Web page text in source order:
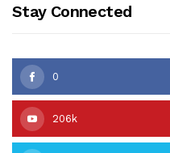
Stay Connected
0
206k